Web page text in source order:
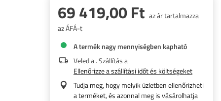
69 419,00 Ft az ár tartalmazza
az ÁFÁ-t
A termék nagy mennyiségben kapható
Veled a. Szállítás a
Ellenőrizze a szállítási időt és költségeket
Tudja meg, hogy melyik üzletben ellenőrizheti
a terméket, és azonnal meg is vásárolhatja